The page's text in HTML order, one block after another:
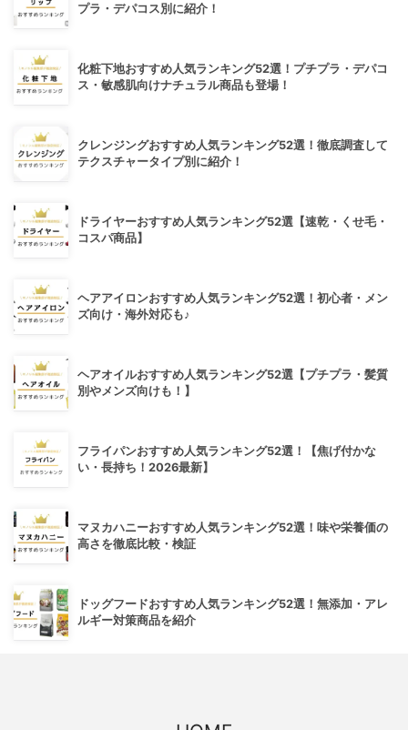
プラ・デパコス別に紹介！
化粧下地おすすめ人気ランキング52選！プチプラ・デパコ
ス・敏感肌向けナチュラル商品も登場！
クレンジングおすすめ人気ランキング52選！徹底調査して
テクスチャータイプ別に紹介！
ドライヤーおすすめ人気ランキング52選【速乾・くせ毛・
コスパ商品】
ヘアアイロンおすすめ人気ランキング52選！初心者・メン
ズ向け・海外対応も♪
ヘアオイルおすすめ人気ランキング52選【プチプラ・髪質
別やメンズ向けも！】
フライパンおすすめ人気ランキング52選！【焦げ付かな
い・長持ち！2026最新】
マヌカハニーおすすめ人気ランキング52選！味や栄養価の
高さを徹底比較・検証
ドッグフードおすすめ人気ランキング52選！無添加・アレ
ルギー対策商品を紹介